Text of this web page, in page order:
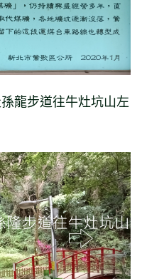
龍步道往牛灶坑山左